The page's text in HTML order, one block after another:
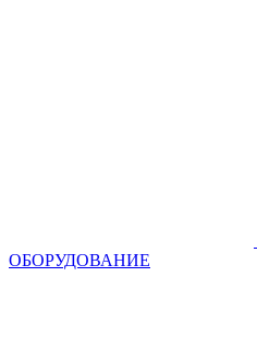
ОБОРУДОВАНИЕ